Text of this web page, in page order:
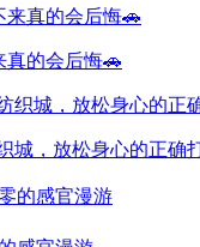
真的会后悔🚗
城，放松身心的正确